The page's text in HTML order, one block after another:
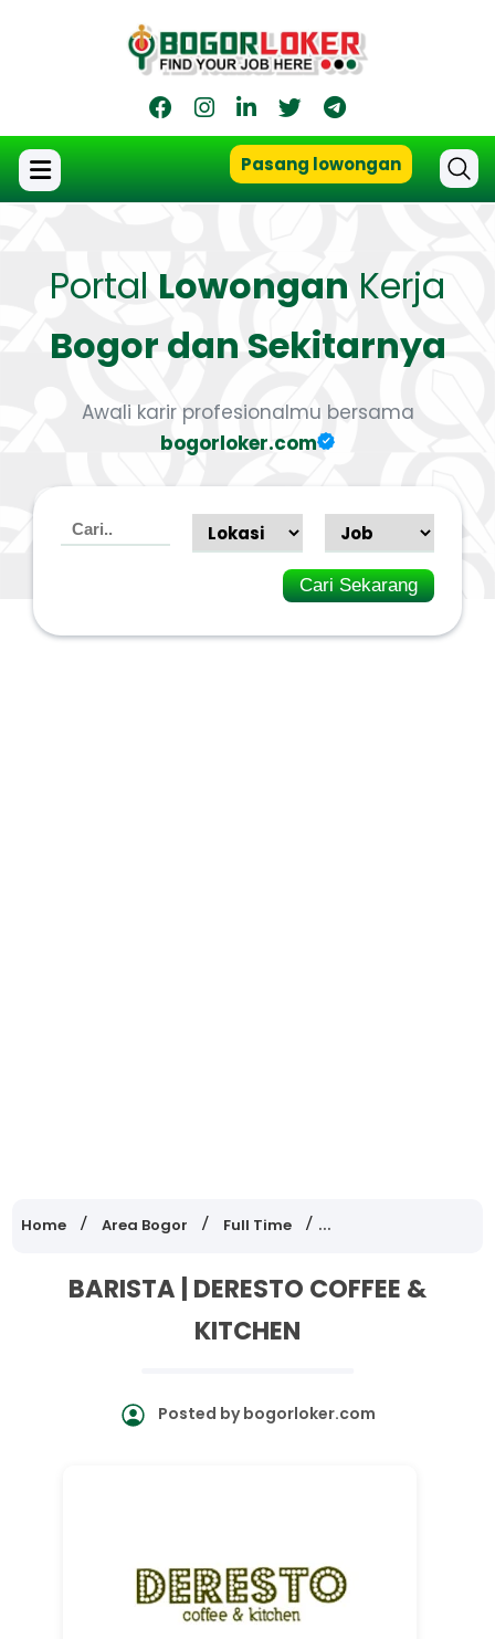
Pasang lowongan
Portal Lowongan Kerja
Bogor dan Sekitarnya
Awali karir profesionalmu bersama
bogorloker.com
Cari Sekarang
Home Area Bogor Full Time Lowongan Kerja
BARISTA | DERESTO COFFEE &
KITCHEN
Posted bybogorloker.com